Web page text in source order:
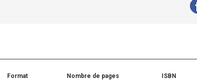
Format Nombre de pages ISBN